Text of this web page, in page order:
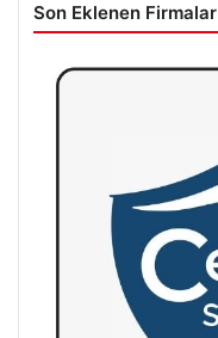
Son Eklenen Firmalar